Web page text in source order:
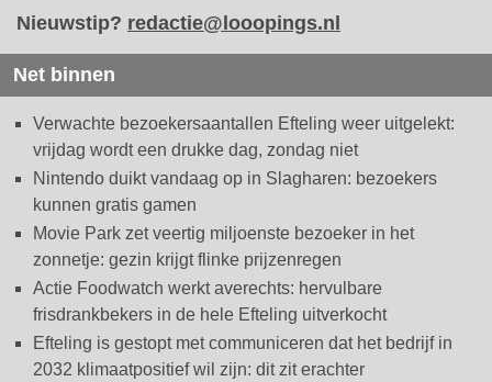
Nieuwstip? redactie@looopings.nl
Net binnen
Verwachte bezoekersaantallen Efteling weer uitgelekt:
vrijdag wordt een drukke dag, zondag niet
Nintendo duikt vandaag op in Slagharen: bezoekers
kunnen gratis gamen
Movie Park zet veertig miljoenste bezoeker in het
zonnetje: gezin krijgt flinke prijzenregen
Actie Foodwatch werkt averechts: hervulbare
frisdrankbekers in de hele Efteling uitverkocht
Efteling is gestopt met communiceren dat het bedrijf in
2032 klimaatpositief wil zijn: dit zit erachter